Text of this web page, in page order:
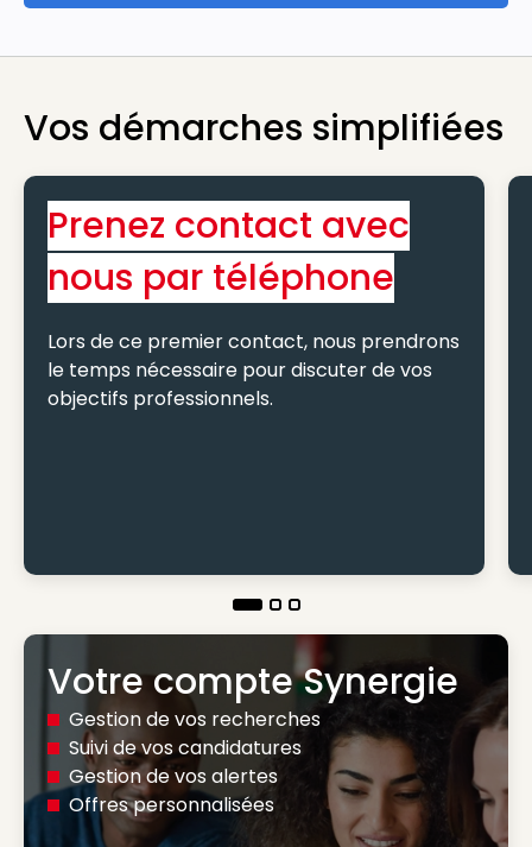
Vos démarches simplifiées
Prenez contact avec
nous par téléphone
Lors de ce premier contact, nous prendrons
le temps nécessaire pour discuter de vos
objectifs professionnels.
Votre compte Synergie
Gestion de vos recherches
Suivi de vos candidatures
Gestion de vos alertes
Offres personnalisées